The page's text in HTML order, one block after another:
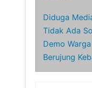
Diduga
Tidak Ada
Demo Warga
Berujung